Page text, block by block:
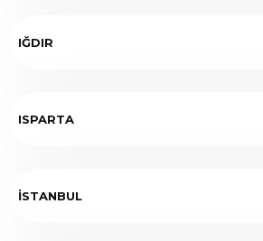
IĞDIR
ISPARTA
İSTANBUL